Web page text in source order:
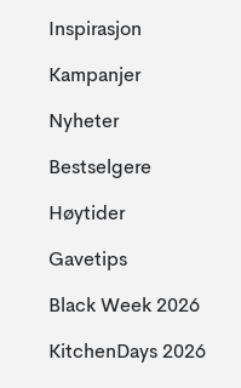
Inspirasjon
Kampanjer
Nyheter
Bestselgere
Høytider
Gavetips
Black Week 2026
KitchenDays 2026